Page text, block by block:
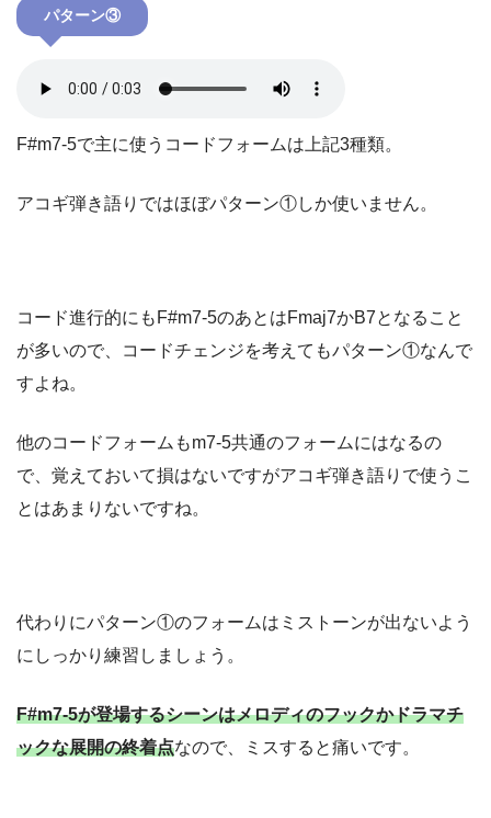
パターン③
F#m7-5で主に使うコードフォームは上記3種類。
アコギ弾き語りではほぼパターン①しか使いません。
コード進行的にもF#m7-5のあとはFmaj7かB7となること
が多いので、コードチェンジを考えてもパターン①なんで
すよね。
他のコードフォームもm7-5共通のフォームにはなるの
で、覚えておいて損はないですがアコギ弾き語りで使うこ
とはあまりないですね。
代わりにパターン①のフォームはミストーンが出ないよう
にしっかり練習しましょう。
F#m7-5が登場するシーンはメロディのフックかドラマチ
ックな展開の終着点なので、ミスすると痛いです。